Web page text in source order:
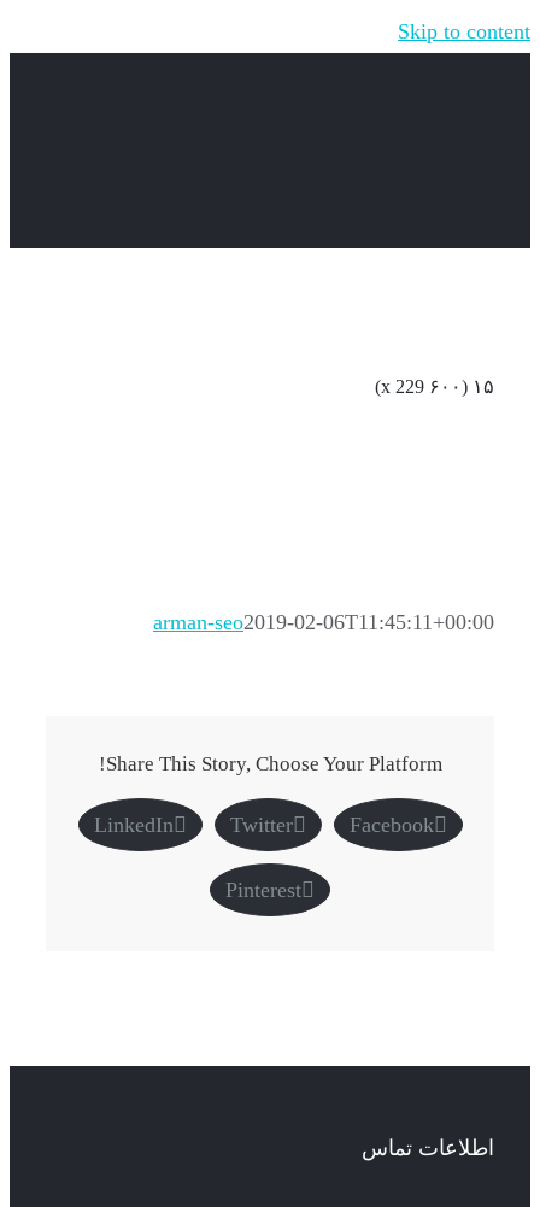
Skip to content
۱۵ (۶۰۰ x 229)
arman-seo2019-02-06T11:45:11+00:00
Share This Story, Choose Your Platform!
Facebook
Twitter
LinkedIn
Pinterest
اطلاعات تماس